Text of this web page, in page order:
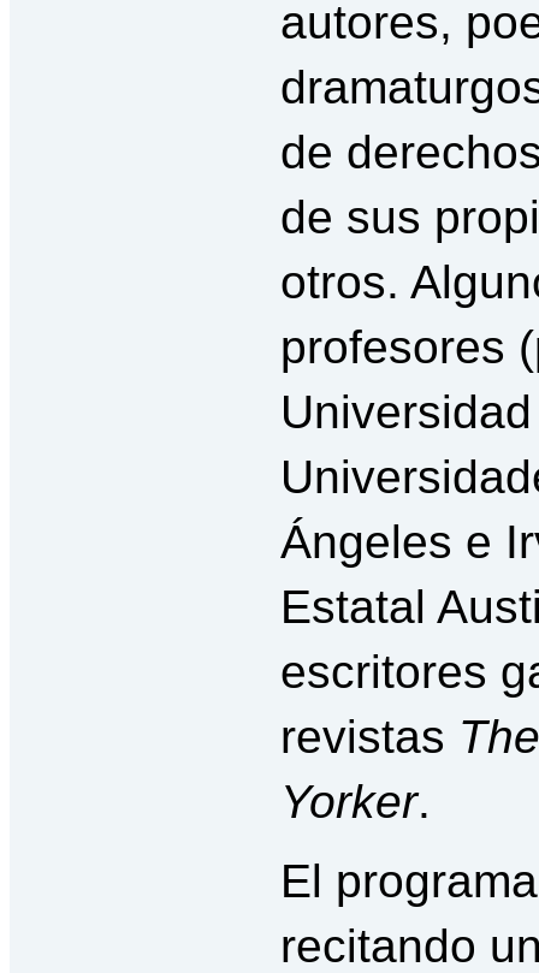
autores,
de
de sus
otros.
profesores
Ángeles e
Estatal
escritores
revistas
Yorker.
El
recitando